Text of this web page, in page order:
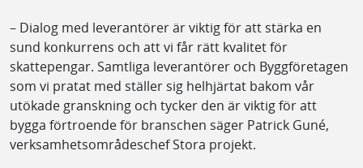
– Dialog med leverantörer är viktig för att stärka en
sund konkurrens och att vi får rätt kvalitet för
skattepengar. Samtliga leverantörer och Byggföretagen
som vi pratat med ställer sig helhjärtat bakom vår
utökade granskning och tycker den är viktig för att
bygga förtroende för branschen säger Patrick Guné,
verksamhetsområdeschef Stora projekt.